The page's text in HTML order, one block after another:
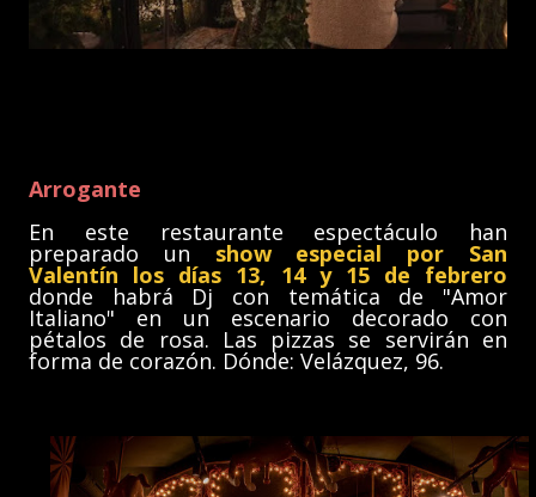
Arrogante
En este restaurante espectáculo han
preparado un show especial por San
Valentín los días 13, 14 y 15 de febrero
donde habrá Dj con temática de "Amor
Italiano" en un escenario decorado con
pétalos de rosa. Las pizzas se servirán en
forma de corazón. Dónde: Velázquez, 96.